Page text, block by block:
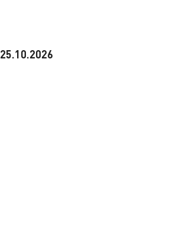
25.10.2026